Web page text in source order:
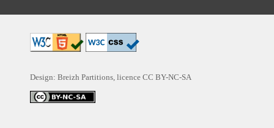
Design: Breizh Partitions, licence CC BY-NC-SA